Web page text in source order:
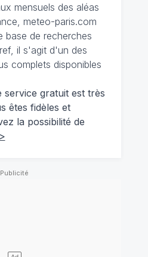
mensuels des aléas
meteo-paris.com
base de recherches
il s'agit d'un des
complets disponibles
service gratuit est très
êtes fidèles et
la possibilité de